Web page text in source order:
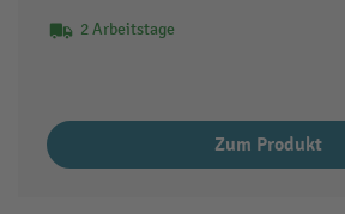
2 Arbeitstage
Zum Produkt